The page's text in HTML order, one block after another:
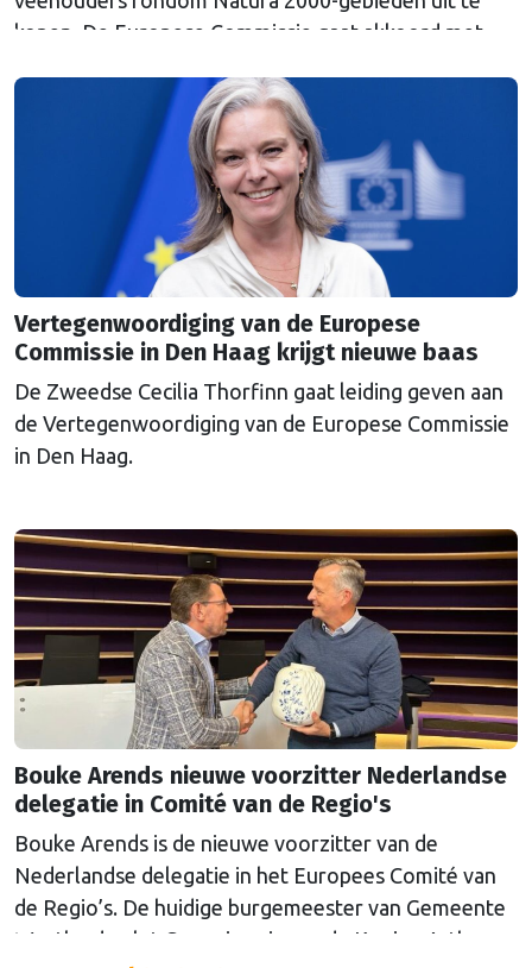
kopen. De Europese Commissie gaat akkoord met
Vertegenwoordiging van de Europese
Commissie in Den Haag krijgt nieuwe baas
De Zweedse Cecilia Thorfinn gaat leiding geven aan
de Vertegenwoordiging van de Europese Commissie
in Den Haag.
Bouke Arends nieuwe voorzitter Nederlandse
delegatie in Comité van de Regio's
Bouke Arends is de nieuwe voorzitter van de
Nederlandse delegatie in het Europees Comité van
de Regio’s. De huidige burgemeester van Gemeente
Westland volgt Commissaris van de Koning Arthur